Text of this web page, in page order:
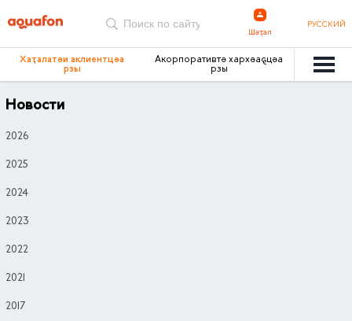
Шәҭал
РУССКИЙ
Хаҭалатәи аклиентцәа
рзы
Акорпоративтә хархәаҩцәа
рзы
Новости
2026
2025
2024
2023
2022
2021
2017